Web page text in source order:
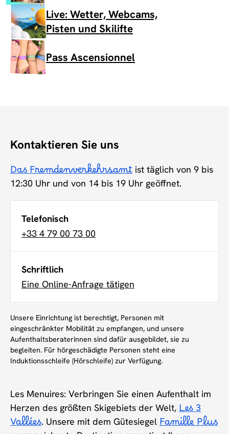
Live: Wetter, Webcams,
Pisten und Skilifte
Pass Ascensionnel
Kontaktieren Sie uns
Das Fremdenverkehrsamt ist täglich von 9 bis
12:30 Uhr und von 14 bis 19 Uhr geöffnet.
Telefonisch
+33 4 79 00 73 00
Schriftlich
Eine Online-Anfrage tätigen
Unsere Einrichtung ist berechtigt, Personen mit
eingeschränkter Mobilität zu empfangen, und unsere
Aufenthaltsberaterinnen sind dafür ausgebildet, sie zu
begleiten. Für hörgeschädigte Personen steht eine
Induktionsschleife (Hörschleife) zur Verfügung.
Les Menuires: Verbringen Sie einen Aufenthalt im
Herzen des größten Skigebiets der Welt, Les 3
Vallées. Unsere mit dem Gütesiegel Famille Plus